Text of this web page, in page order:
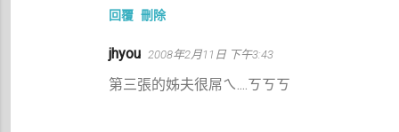
回覆 刪除
jhyou 2008年2月11日 下午3:43
第三張的姊夫很屌ㄟ....ㄎㄎㄎ